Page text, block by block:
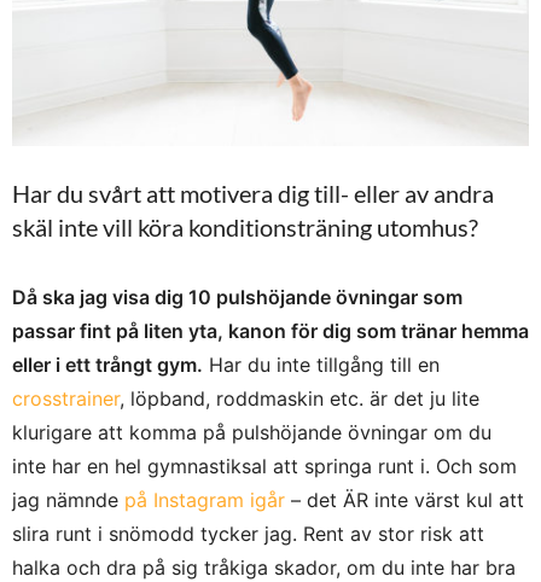
Har du svårt att motivera dig till- eller av andra
skäl inte vill köra konditionsträning utomhus?
Då ska jag visa dig 10 pulshöjande övningar som
passar fint på liten yta, kanon för dig som tränar hemma
eller i ett trångt gym. Har du inte tillgång till en
crosstrainer, löpband, roddmaskin etc. är det ju lite
klurigare att komma på pulshöjande övningar om du
inte har en hel gymnastiksal att springa runt i. Och som
jag nämnde på Instagram igår – det ÄR inte värst kul att
slira runt i snömodd tycker jag. Rent av stor risk att
halka och dra på sig tråkiga skador, om du inte har bra